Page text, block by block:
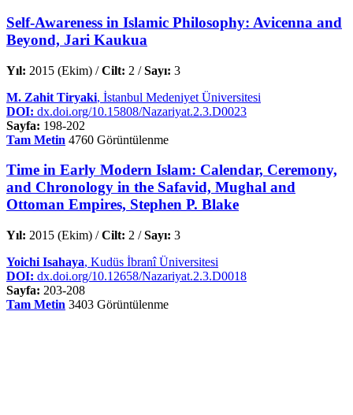
Self-Awareness in Islamic Philosophy: Avicenna and
Beyond, Jari Kaukua
Yıl: 2015 (Ekim) /Cilt: 2 /Sayı: 3
M. Zahit Tiryaki, İstanbul Medeniyet Üniversitesi
DOI: dx.doi.org/10.15808/Nazariyat.2.3.D0023
Sayfa: 198-202
Tam Metin 4760 Görüntülenme
Time in Early Modern Islam: Calendar, Ceremony,
and Chronology in the Safavid, Mughal and
Ottoman Empires, Stephen P. Blake
Yıl: 2015 (Ekim) /Cilt: 2 /Sayı: 3
Yoichi Isahaya, Kudüs İbranî Üniversitesi
DOI: dx.doi.org/10.12658/Nazariyat.2.3.D0018
Sayfa: 203-208
Tam Metin 3403 Görüntülenme